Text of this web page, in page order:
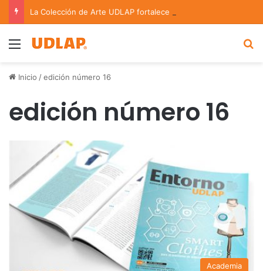
Menu
Inicio /edición número 16
edición número 16
Academia